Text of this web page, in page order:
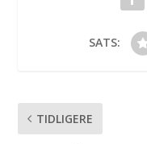
SATS:
TIDLIGERE